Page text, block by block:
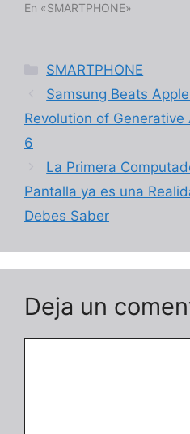
En «SMARTPHONE»
Categorías
SMARTPHONE
Samsung Beats
Revolution of Generative
6
La Primera
Pantalla ya es una
Debes Saber
Deja un